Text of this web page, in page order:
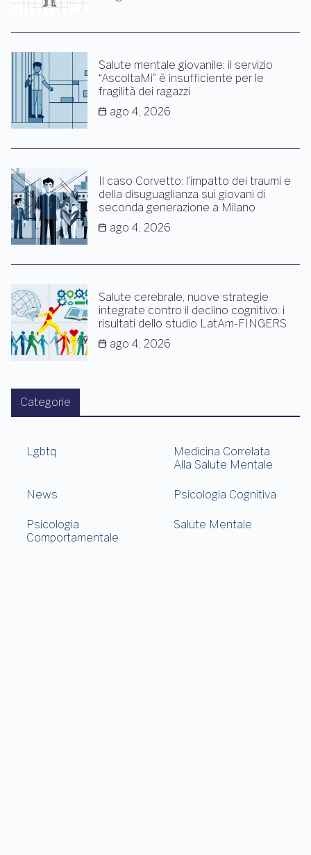
Salute mentale giovanile: il servizio
“AscoltaMi” è insufficiente per le
fragilità dei ragazzi
ago 4, 2026
Il caso Corvetto: l’impatto dei traumi e
della disuguaglianza sui giovani di
seconda generazione a Milano
ago 4, 2026
Salute cerebrale, nuove strategie
integrate contro il declino cognitivo: i
risultati dello studio LatAm-FINGERS
ago 4, 2026
Categorie
Lgbtq
Medicina Correlata
Alla Salute Mentale
News Psicologia Cognitiva
Psicologia
Comportamentale
Salute Mentale